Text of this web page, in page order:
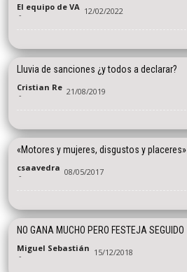
El equipo de VA
- 12/02/2022
Lluvia de sanciones ¿y todos a declarar?
Cristian Re
- 21/08/2019
«Motores y mujeres, disgustos y placeres»
csaavedra
- 08/05/2017
NO GANA MUCHO PERO FESTEJA SEGUIDO
Miguel Sebastián
- 15/12/2018